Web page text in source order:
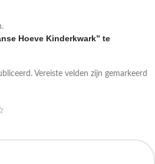
Hoeve Kinderkwark” te
Vereiste velden zijn gemarkeerd